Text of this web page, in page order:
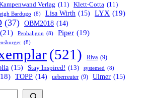
Verlag (11) Klett-Cotta (11)
Bardugo (8) Lisa Wirth (15) LYX (19)
(37) OBM2018 (14)
(21) Penhaligon (8) Piper (19)
(8)
(521) Riva (9)
(15) Stay Inspired! (13) systemed (8)
TOPP (14) ueberreuter (9) Ulmer (15)